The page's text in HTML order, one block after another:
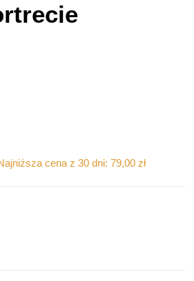
cena z 30 dni: 79,00 zł